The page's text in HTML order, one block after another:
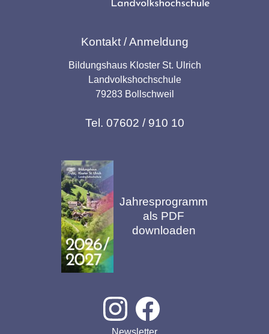
Kontakt / Anmeldung
Bildungshaus Kloster St. Ulrich
Landvolkshochschule
79283 Bollschweil
Tel. 07602 / 910 10
Jahresprogramm
als PDF
downloaden
Newsletter